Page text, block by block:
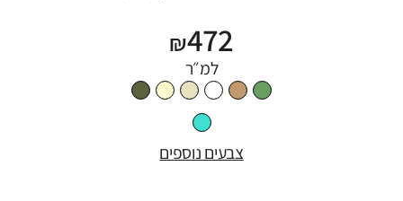
₪472
למ״ר
צבעים נוספים